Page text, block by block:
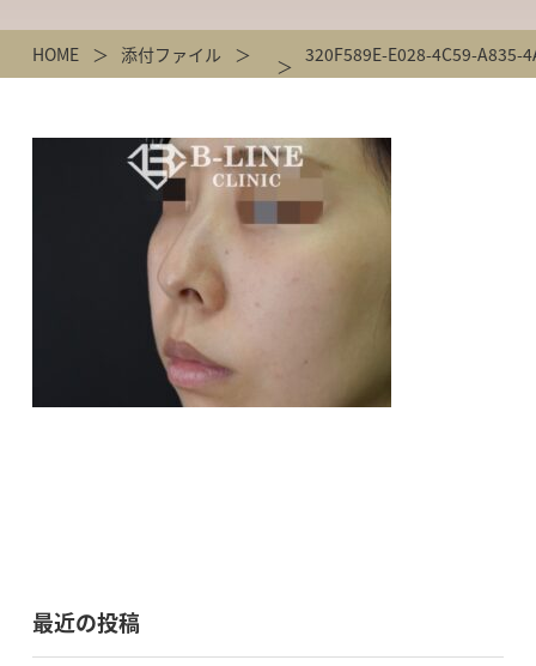
HOME 添付ファイル 320F589E-E028-4C59-A835-
最近の投稿